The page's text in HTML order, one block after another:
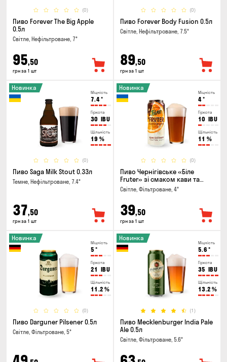
(0)
Пиво Forever The Big Apple
0.5л
Світле, Нефільтроване, 7°
95,50
грн за 1 шт
(0)
Пиво Forever Body Fusion 0.5л
Світле, Нефільтроване, 7.5°
89,50
грн за 1 шт
Міцність
7.4°
Гіркота
30 IBU
Щільність
19 %
(0)
Новинка
Пиво Saga Milk Stout 0.33л
Темне, Нефільтроване, 7.4°
37,50
грн за 1 шт
Міцність
4°
Гіркота
10 IBU
Щільність
11 %
(0)
Новинка
Пиво Чернігівське «Біле
Fruter» зі смаком кави та
апельсину 0.5л
Світле, Фільтроване, 4°
39,50
грн за 1 шт
Міцність
5 °
Гіркота
21 IBU
Щільність
11.2 %
(0)
Новинка
Пиво Darguner Pilsener 0.5л
Світле, Фільтроване, 5°
Міцність
5.6 °
Гіркота
35 IBU
Щільність
13.2 %
(1)
Новинка
Пиво Mecklenburger India Pale
Ale 0.5л
Світле, Фільтроване, 5.6°